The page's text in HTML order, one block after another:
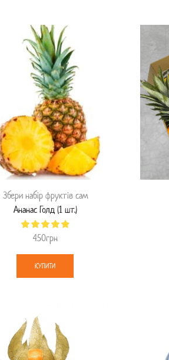
Збери набір фруктів сам
Ананас Голд (1 шт.)
450грн
КУПИТИ